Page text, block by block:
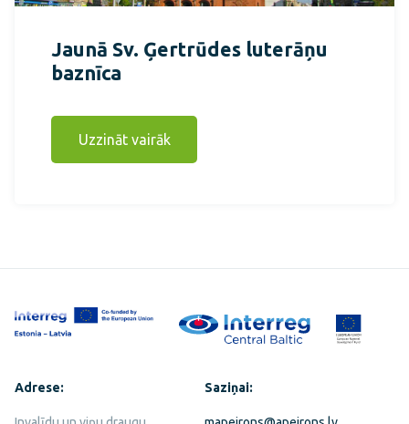
Jaunā Sv. Ģertrūdes luterāņu
baznīca
Uzzināt vairāk
Adrese: Saziņai: